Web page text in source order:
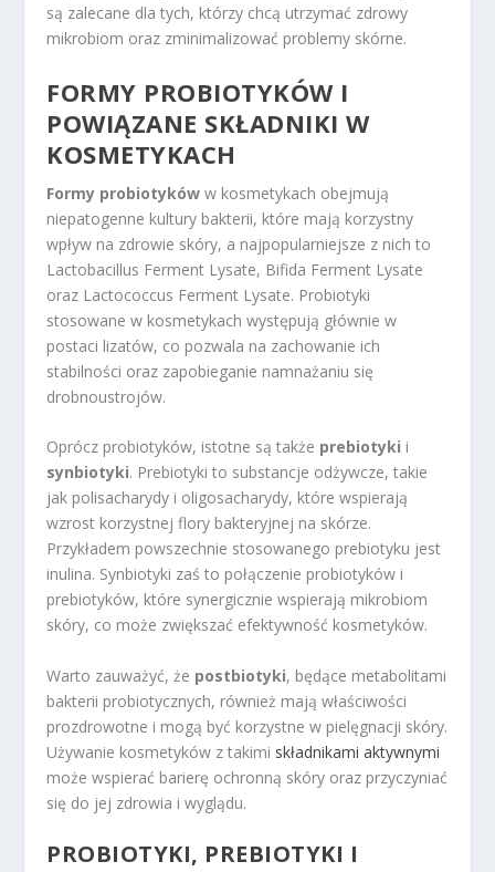
są zalecane dla tych, którzy chcą utrzymać zdrowy
mikrobiom oraz zminimalizować problemy skórne.
FORMY PROBIOTYKÓW I
POWIĄZANE SKŁADNIKI W
KOSMETYKACH
Formy probiotyków w kosmetykach obejmują
niepatogenne kultury bakterii, które mają korzystny
wpływ na zdrowie skóry, a najpopularniejsze z nich to
Lactobacillus Ferment Lysate, Bifida Ferment Lysate
oraz Lactococcus Ferment Lysate. Probiotyki
stosowane w kosmetykach występują głównie w
postaci lizatów, co pozwala na zachowanie ich
stabilności oraz zapobieganie namnażaniu się
drobnoustrojów.
Oprócz probiotyków, istotne są także prebiotyki i
synbiotyki. Prebiotyki to substancje odżywcze, takie
jak polisacharydy i oligosacharydy, które wspierają
wzrost korzystnej flory bakteryjnej na skórze.
Przykładem powszechnie stosowanego prebiotyku jest
inulina. Synbiotyki zaś to połączenie probiotyków i
prebiotyków, które synergicznie wspierają mikrobiom
skóry, co może zwiększać efektywność kosmetyków.
Warto zauważyć, że postbiotyki, będące metabolitami
bakterii probiotycznych, również mają właściwości
prozdrowotne i mogą być korzystne w pielęgnacji skóry.
Używanie kosmetyków z takimi składnikami aktywnymi
może wspierać barierę ochronną skóry oraz przyczyniać
się do jej zdrowia i wyglądu.
PROBIOTYKI, PREBIOTYKI I